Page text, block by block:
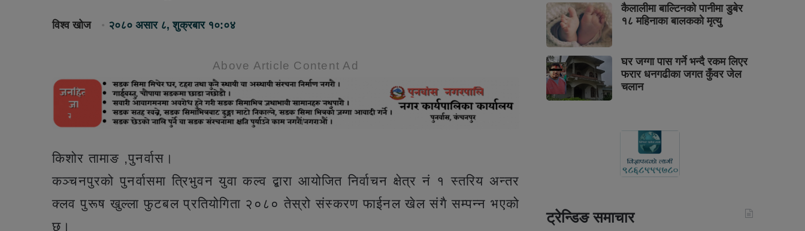
विश्व खोज २०८० असार ८, शुक्रबार १०:०४
Above Article Content Ad
किशोर तामाङ ,पुनर्वास।
कञ्चनपुरको पुनर्वासमा त्रिभुवन युवा कल्व द्बारा आयोजित निर्वाचन क्षेत्र नं १ स्तरिय अन्तर
क्लव पुरूष खुल्ला फुटबल प्रतियोगिता २०८० तेस्रो संस्करण फाईनल खेल संगै सम्पन्न भएको
छ।
कैलालीमा बाल्टिनको पानीमा डुबेर
१८ महिनाका बालकको मृत्यु
घर जग्गा पास गर्ने भन्दै रकम लिएर
फरार धनगढीका जगत कुँवर जेल
चलान
ट्रेन्डिङ समाचार